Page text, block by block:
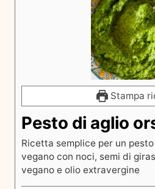
Stampa
Pesto di aglio
Ricetta semplice per un
vegano con noci, semi di
vegano e olio extravergine